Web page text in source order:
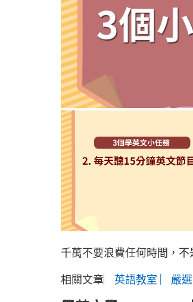
千萬不要浪費任何時間，
相關文章︳ 英語教室 ︳嚴